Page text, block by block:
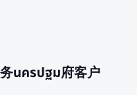
นครปฐม府客户